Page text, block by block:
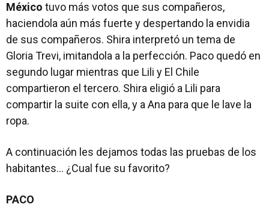
México tuvo más votos que sus compañeros,
haciendola aún más fuerte y despertando la envidia
de sus compañeros. Shira interpretó un tema de
Gloria Trevi, imitandola a la perfección. Paco quedó en
segundo lugar mientras que Lili y El Chile
compartieron el tercero. Shira eligió a Lili para
compartir la suite con ella, y a Ana para que le lave la
ropa.
A continuación les dejamos todas las pruebas de los
habitantes… ¿Cual fue su favorito?
PACO